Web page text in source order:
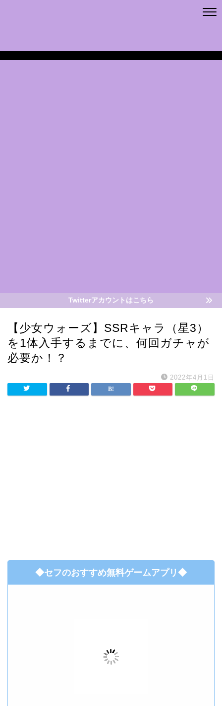
Twitterアカウントはこちら
【少女ウォーズ】SSRキャラ（星3）
を1体入手するまでに、何回ガチャが
必要か！？
2022年4月1日
◆セフのおすすめ無料ゲームアプリ◆